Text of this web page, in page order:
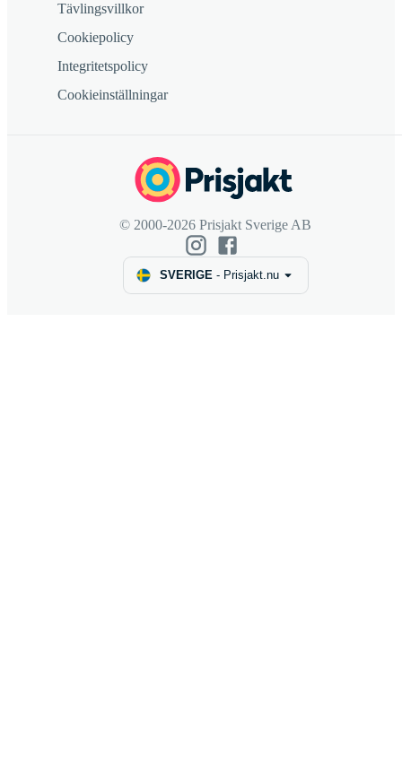
Tävlingsvillkor
Cookiepolicy
Integritetspolicy
Cookieinställningar
© 2000-2026 Prisjakt Sverige AB
SVERIGE- Prisjakt.nu